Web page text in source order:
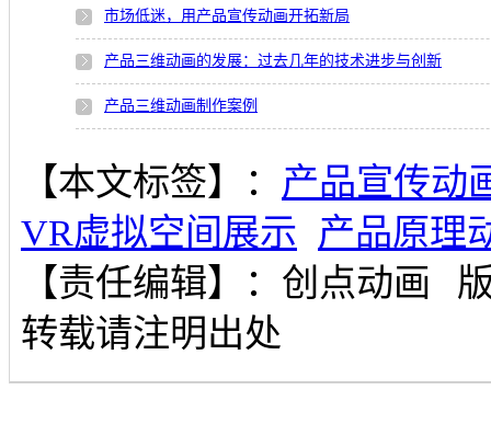
市场低迷，用产品宣传动画开拓新局
产品三维动画的发展：过去几年的技术进步与创新
产品三维动画制作案例
【本文标签】： 产品宣传动
VR虚拟空间展示 产品原理
【责任编辑】： 创点动画
转载请注明出处